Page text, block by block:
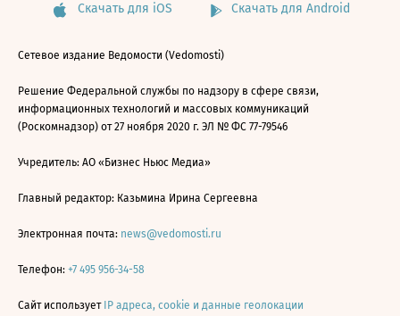
Скачать для iOS Скачать для Android
Сетевое издание Ведомости (Vedomosti)
Решение Федеральной службы по надзору в сфере связи,
информационных технологий и массовых коммуникаций
(Роскомнадзор) от 27 ноября 2020 г. ЭЛ № ФС 77-79546
Учредитель: АО «Бизнес Ньюс Медиа»
Главный редактор: Казьмина Ирина Сергеевна
Электронная почта: news@vedomosti.ru
Телефон: +7 495 956-34-58
Сайт использует IP адреса, cookie и данные геолокации